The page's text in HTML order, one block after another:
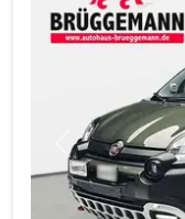
Previous